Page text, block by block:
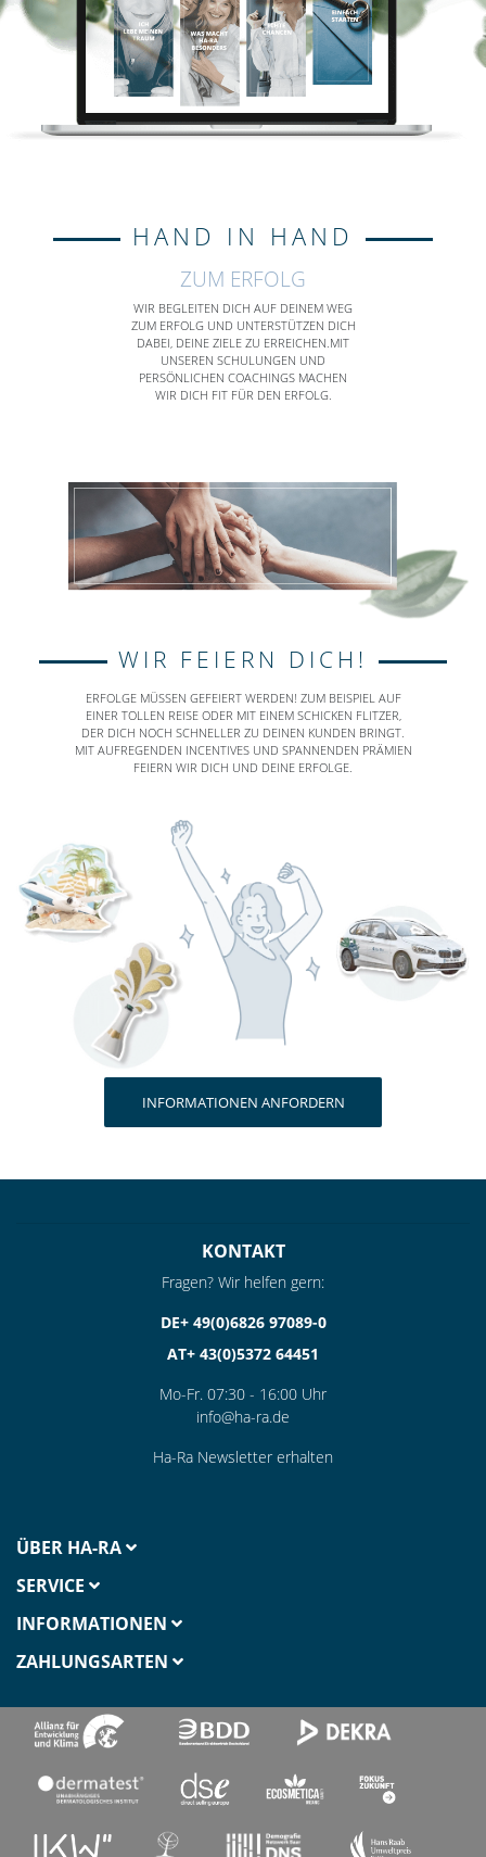
HAND IN HAND
ZUM ERFOLG
WIR BEGLEITEN DICH AUF DEINEM WEG
ZUM ERFOLG UND UNTERSTÜTZEN DICH
DABEI, DEINE ZIELE ZU ERREICHEN.MIT
UNSEREN SCHULUNGEN UND
PERSÖNLICHEN COACHINGS MACHEN
WIR DICH FIT FÜR DEN ERFOLG.
WIR FEIERN DICH!
ERFOLGE MÜSSEN GEFEIERT WERDEN! ZUM BEISPIEL AUF
EINER TOLLEN REISE ODER MIT EINEM SCHICKEN FLITZER,
DER DICH NOCH SCHNELLER ZU DEINEN KUNDEN BRINGT.
MIT AUFREGENDEN INCENTIVES UND SPANNENDEN PRÄMIEN
FEIERN WIR DICH UND DEINE ERFOLGE.
INFORMATIONEN ANFORDERN
KONTAKT
Fragen? Wir helfen gern:
DE+ 49(0)6826 97089-0
AT+ 43(0)5372 64451
Mo-Fr. 07:30 - 16:00 Uhr
info@ha-ra.de
Ha-Ra Newsletter erhalten
ÜBER HA-RA
SERVICE
INFORMATIONEN
ZAHLUNGSARTEN